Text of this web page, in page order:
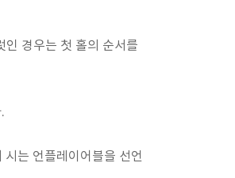
인 경우는 첫 홀의 순서를
는 언플레이어블을 선언